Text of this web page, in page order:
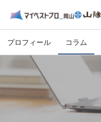
プロフィール コラム